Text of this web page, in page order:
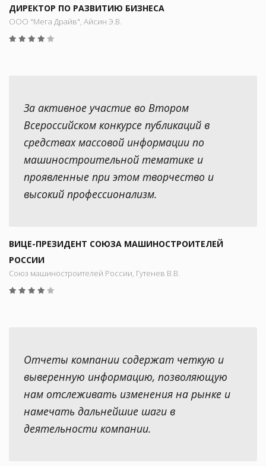
ДИРЕКТОР ПО РАЗВИТИЮ БИЗНЕСА
ООО "Мега Драйв", Айсин Э.В.
За активное участие во Втором
Всероссийском конкурсе публикаций в
средствах массовой информации по
машиностроительной тематике и
проявленные при этом творчество и
высокий профессионализм.
ВИЦЕ-ПРЕЗИДЕНТ СОЮЗА МАШИНОСТРОИТЕЛЕЙ
РОССИИ
Союз машиностроителей России, Гутенев В.В.
Отчеты компании содержат четкую и
выверенную информацию, позволяющую
нам отслеживать изменения на рынке и
намечать дальнейшие шаги в
деятельности компании.